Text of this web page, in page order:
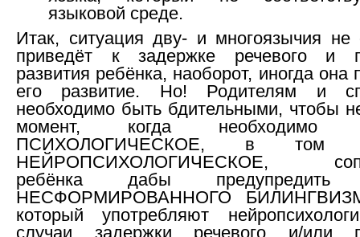
языковой среде.
Итак, ситуация дву- и многоязычия не
приведёт к задержке речевого и
развития ребёнка, наоборот, иногда она
его развитие. Но! Родителям и
необходимо быть бдительными, чтобы
момент, когда необходимо
ПСИХОЛОГИЧЕСКОЕ, в том
НЕЙРОПСИХОЛОГИЧЕСКОЕ,
ребёнка дабы предупредить
НЕСФОРМИРОВАННОГО
который употребляют
случаи задержки речевого и/или